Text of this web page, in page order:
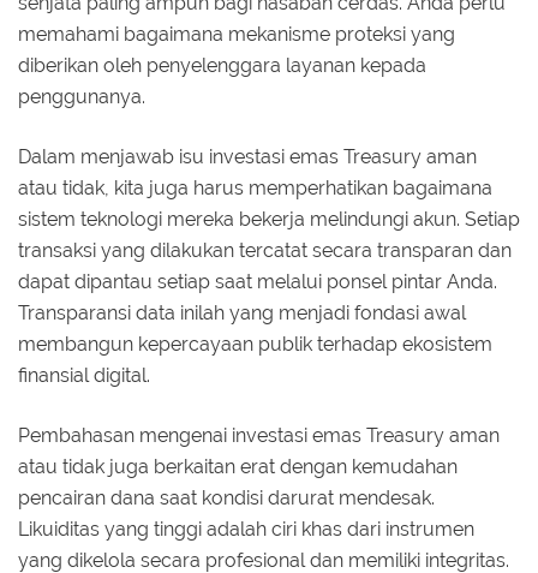
memahami bagaimana mekanisme proteksi yang
diberikan oleh penyelenggara layanan kepada
penggunanya.
Dalam menjawab isu investasi emas Treasury aman
atau tidak, kita juga harus memperhatikan bagaimana
sistem teknologi mereka bekerja melindungi akun. Setiap
transaksi yang dilakukan tercatat secara transparan dan
dapat dipantau setiap saat melalui ponsel pintar Anda.
Transparansi data inilah yang menjadi fondasi awal
membangun kepercayaan publik terhadap ekosistem
finansial digital.
Pembahasan mengenai investasi emas Treasury aman
atau tidak juga berkaitan erat dengan kemudahan
pencairan dana saat kondisi darurat mendesak.
Likuiditas yang tinggi adalah ciri khas dari instrumen
yang dikelola secara profesional dan memiliki integritas.